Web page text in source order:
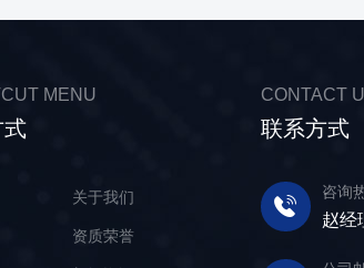
分为高峰论坛和圆桌会议两部分。高峰论坛的主
合作及如何构建可持续发展的锂产业新生态。
：各位朋友，各位领导，下午好!我是来自青海
新能源科技有限公司是宁德时代新能源科技有限
全资子公司。我今天演讲的题目是，“大力推广
电池在各个领域的广泛应用”，介绍我们如何利
MENU
式
关于我们
资质荣誉
CONTACT
联系方式
咨询
赵